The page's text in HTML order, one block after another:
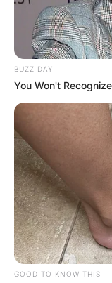
BUZZ DAY
You Won't
GOOD TO KNOW THIS